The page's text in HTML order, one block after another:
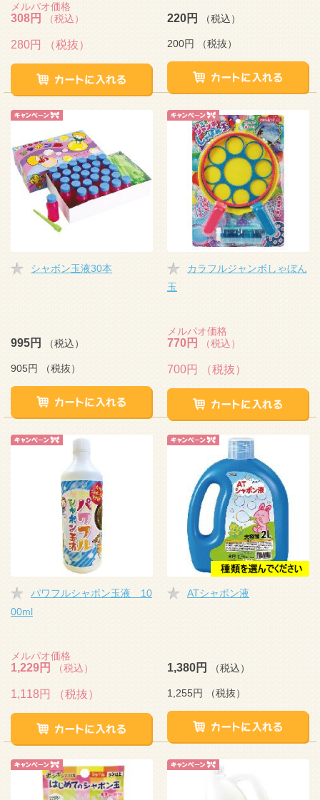
メルパオ価格
308円 （税込）
280円 （税抜）
220円 （税込）
200円 （税抜）
シャボン玉液30本
995円 （税込）
905円 （税抜）
カラフルジャンボしゃぼん
玉
メルパオ価格
770円 （税込）
700円 （税抜）
パワフルシャボン玉液 10
00ml
メルパオ価格
1,229円 （税込）
1,118円 （税抜）
ATシャボン液
1,380円 （税込）
1,255円 （税抜）